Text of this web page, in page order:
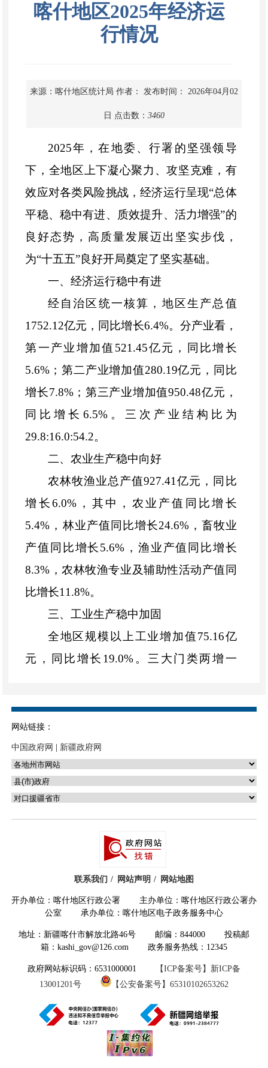
喀什地区2025年经济运
行情况
来源：喀什地区统计局 作者： 发布时间： 2026年04月02
日 点击数： 3460
2025年，在地委、行署的坚强领导
下，全地区上下凝心聚力、攻坚克难，有
效应对各类风险挑战，经济运行呈现“总体
平稳、稳中有进、质效提升、活力增强”的
良好态势，高质量发展迈出坚实步伐，
为“十五五”良好开局奠定了坚实基础。
一、 经济运行稳中有进
经自治区统一核算， 地区生产总值
1752.12亿元，同比增长6.4%。分产业看，
第一产业增加值 521.45亿元，同比增长
5.6% ；第二产业增加值280.19亿元，同比
增长7.8% ； 第三产业增加值950.48亿元，
同比增长 6.5%。三次产业结构比为
29.8:16.0:54.2。
二、 农业生产稳中向好
农林牧渔业总产值927.41 亿元，同比
增长6.0% ， 其中 ， 农业产值同比增长
5.4% ， 林业产值同比增长24.6%，畜牧业
产值同比增长5.6% ，渔业产值同比增长
8.3% ，农林牧渔专业及辅助性活动产值同
比增长11.8%。
三、 工业生产稳中加固
全地区规模以上工业增加值75.16亿
元，同比增长 19.0%。 三大门类两增一
气及水生产和供应业增加值同比下降
0.6%。重点行业拉动较快，其中
矿物制品业增加值同比增长4.4%，纺织业
增加值同比增长59.3%，燃气生产和供应
15.0%
，黑色金属矿采选业
增加值同比增长400. %，农副食品加工业
增加值同比增长2.9%，有色金属矿采选业
增加值同比增长301.3%。
全地区固定资产投资同比增长 9.9%。
分产业看，第一产业投资额同比下降
，第二产业投资额同比增长
第三产业投资额同比下降1.8%。重点投资
，信息传输软件和信息技术
775.8%，金融业增长
网站链接：
中国政府网 新疆政府网
联系我们 网站声明 网站地图
开办单位：喀什地区行政公署 主办单位：喀什地区行政公署办
公室 承办单位：喀什地区电子政务服务中心
地址：新疆喀什市解放北路46号 邮编：844000 投稿邮
箱：kashi_gov@126.com 政务服务热线：12345
政府网站标识码：6531000001
【ICP备案号】新ICP备
13001201号
【公安备案号】65310102653262